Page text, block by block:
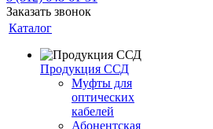
Заказать звонок
Каталог
Продукция ССД
Муфты для
оптических
кабелей
Абонентская